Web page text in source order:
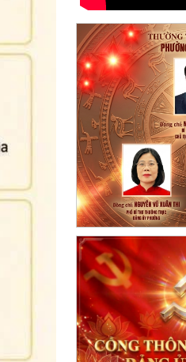
Nâng cao kỹ năng
hội an toàn cho
thành phố
Hội nghị Ban